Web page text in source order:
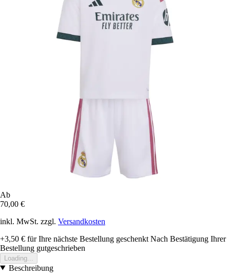
Ab
70,00 €
inkl. MwSt. zzgl. Versandkosten
+3,50 € für Ihre nächste Bestellung geschenkt Nach Bestätigung Ihrer
Bestellung gutgeschrieben
Loading...
Beschreibung